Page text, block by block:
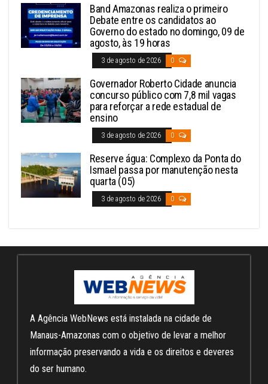
Band Amazonas realiza o primeiro
Debate entre os candidatos ao
Governo do estado no domingo, 09 de
agosto, às 19 horas
3 de agosto de 2026 0
Governador Roberto Cidade anuncia
concurso público com 7,8 mil vagas
para reforçar a rede estadual de
ensino
3 de agosto de 2026 0
Reserve água: Complexo da Ponta do
Ismael passa por manutenção nesta
quarta (05)
3 de agosto de 2026 0
A Agência WebNews está instalada na cidade de
Manaus-Amazonas com o objetivo de levar a melhor
informação preservando a vida e os direitos e deveres
do ser humano.